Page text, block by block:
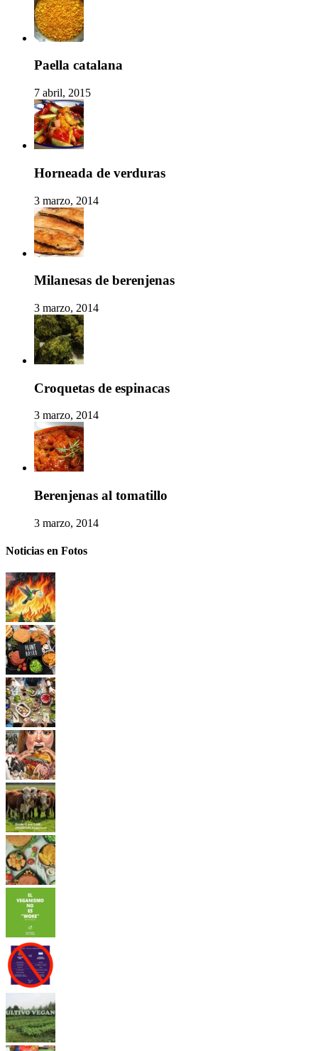
Paella catalana
7 abril, 2015
Horneada de verduras
3 marzo, 2014
Milanesas de berenjenas
3 marzo, 2014
Croquetas de espinacas
3 marzo, 2014
Berenjenas al tomatillo
3 marzo, 2014
Noticias en Fotos